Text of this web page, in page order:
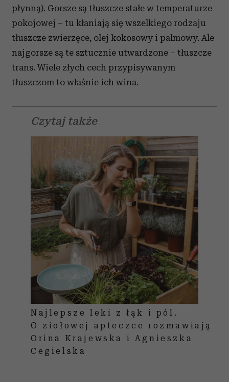
płynną). Gorsze są tłuszcze stałe w temperaturze
pokojowej – tu kłaniają się wszelkiego rodzaju
tłuszcze zwierzęce, olej kokosowy i palmowy. Ale
najgorsze są te sztucznie utwardzone – tłuszcze
trans. Wiele złych cech przypisywanym
tłuszczom to właśnie ich wina.
Czytaj także
Najlepsze leki z łąk i pól.
O ziołowej apteczce rozmawiają
Orina Krajewska i Agnieszka
Cegielska